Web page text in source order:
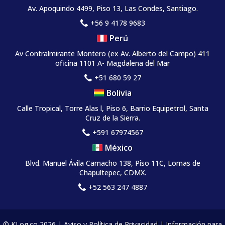
Av. Apoquindo 4499, Piso 13, Las Condes, Santiago.
+56 9 4178 9683
Perú
Av Contralmirante Montero (ex Av. Alberto del Campo) 411
oficina 1101 A- Magdalena del Mar
+51 680 59 27
Bolivia
Calle Tropical, Torre Alas l, Piso 6, Barrio Equipetrol, Santa
Cruz de la Sierra.
+591 67974567
México
Blvd. Manuel Ávila Camacho 138, Piso 11C, Lomas de
Chapultepec, CDMX.
+52 563 247 4887